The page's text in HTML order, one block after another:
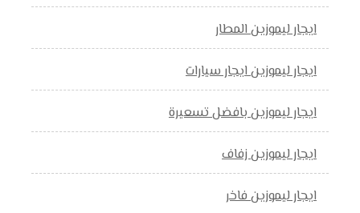
ايجار ليموزين المطار
ايجار ليموزين ايجار سيارات
ايجار ليموزين بافضل تسعيرة
ايجار ليموزين زفاف
ايجار ليموزين فاخر